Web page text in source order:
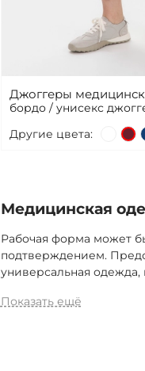
Джоггеры
бордо / унисекс
Другие цвета:
Медицинская
Рабочая форма может
подтверждением.
универсальная одежда,
Показать ещё